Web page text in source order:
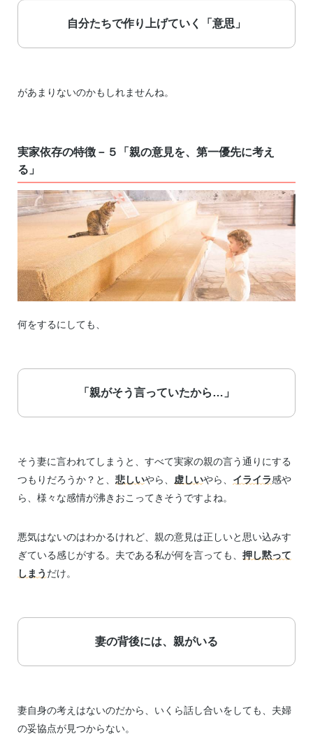
自分たちで作り上げていく「意思」
があまりないのかもしれませんね。
実家依存の特徴－５「親の意見を、第一優先に考え
る」
何をするにしても、
「親がそう言っていたから…」
そう妻に言われてしまうと、すべて実家の親の言う通りにする
つもりだろうか？と、 悲しいやら、 虚しいやら、 イライラ感や
ら、様々な感情が沸きおこってきそうですよね。
悪気はないのはわかるけれど、親の意見は正しいと思い込みす
ぎている感じがする。夫である私が何を言っても、 押し黙って
しまう だけ。
妻の背後には、親がいる
妻自身の考えはないのだから、いくら話し合いをしても、夫婦
の妥協点が見つからない。